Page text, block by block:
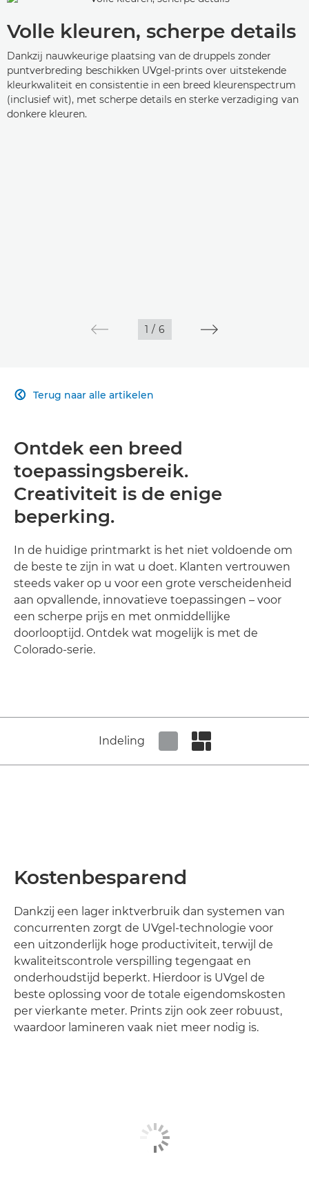
Volle kleuren, scherpe details
Dankzij nauwkeurige plaatsing van de druppels zonder
puntverbreding beschikken UVgel-prints over uitstekende
kleurkwaliteit en consistentie in een breed kleurenspectrum
(inclusief wit), met scherpe details en sterke verzadiging van
donkere kleuren.
1 / 6
Terug naar alle artikelen

Ontdek een breed
toepassingsbereik.
Creativiteit is de enige
beperking.
In de huidige printmarkt is het niet voldoende om
de beste te zijn in wat u doet. Klanten vertrouwen
steeds vaker op u voor een grote verscheidenheid
aan opvallende, innovatieve toepassingen – voor
een scherpe prijs en met onmiddellijke
doorlooptijd. Ontdek wat mogelijk is met de
Colorado-serie.
Indeling
Kostenbesparend
Dankzij een lager inktverbruik dan systemen van
concurrenten zorgt de UVgel-technologie voor
een uitzonderlijk hoge productiviteit, terwijl de
kwaliteitscontrole verspilling tegengaat en
onderhoudstijd beperkt. Hierdoor is UVgel de
beste oplossing voor de totale eigendomskosten
per vierkante meter. Prints zijn ook zeer robuust,
waardoor lamineren vaak niet meer nodig is.